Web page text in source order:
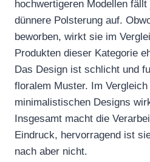
hochwertigeren Modellen
dünnere Polsterung auf.
beworben, wirkt sie im
Produkten dieser Kategorie
Das Design ist schlicht und
floralem Muster. Im
minimalistischen Designs
Insgesamt macht die
Eindruck, hervorragend ist
nach aber nicht.